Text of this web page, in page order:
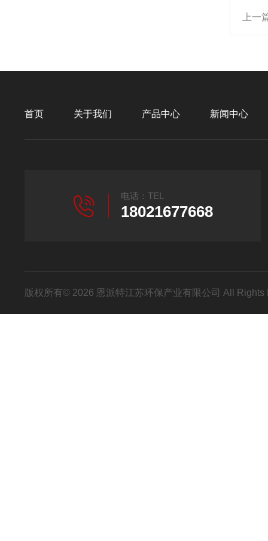
上一
首页 关于我们 产品中心 新闻中心
电话：TEL
18021677668
版权所有© 2026 恩派特江苏环保产业有限公司 All